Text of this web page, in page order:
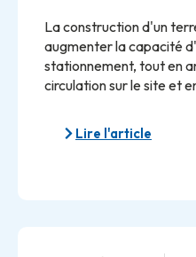
La construction d'un
augmenter la capacité
stationnement, tout en
circulation sur le site et
Lire l'article